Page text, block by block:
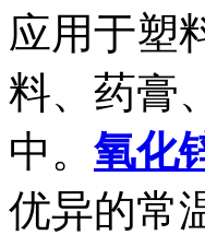
应用于塑
料、药膏
中。 氧化
优异的常